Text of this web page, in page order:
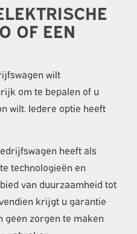
OF EEN
wilt
om te bepalen of u
wilt. Iedere optie heeft
heeft als
technologieën en
van duurzaamheid tot
krijgt u garantie
geen zorgen te maken